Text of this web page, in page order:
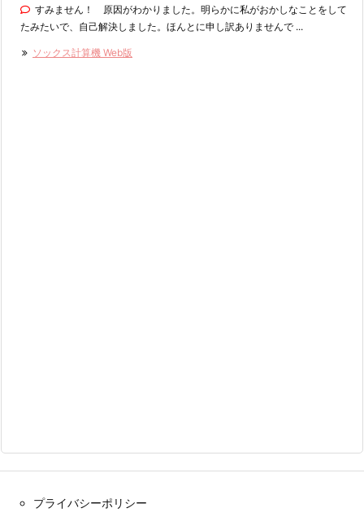
すみません！ 原因がわかりました。明らかに私がおかしなことをして
たみたいで、自己解決しました。ほんとに申し訳ありませんで ...
ソックス計算機 Web版
プライバシーポリシー